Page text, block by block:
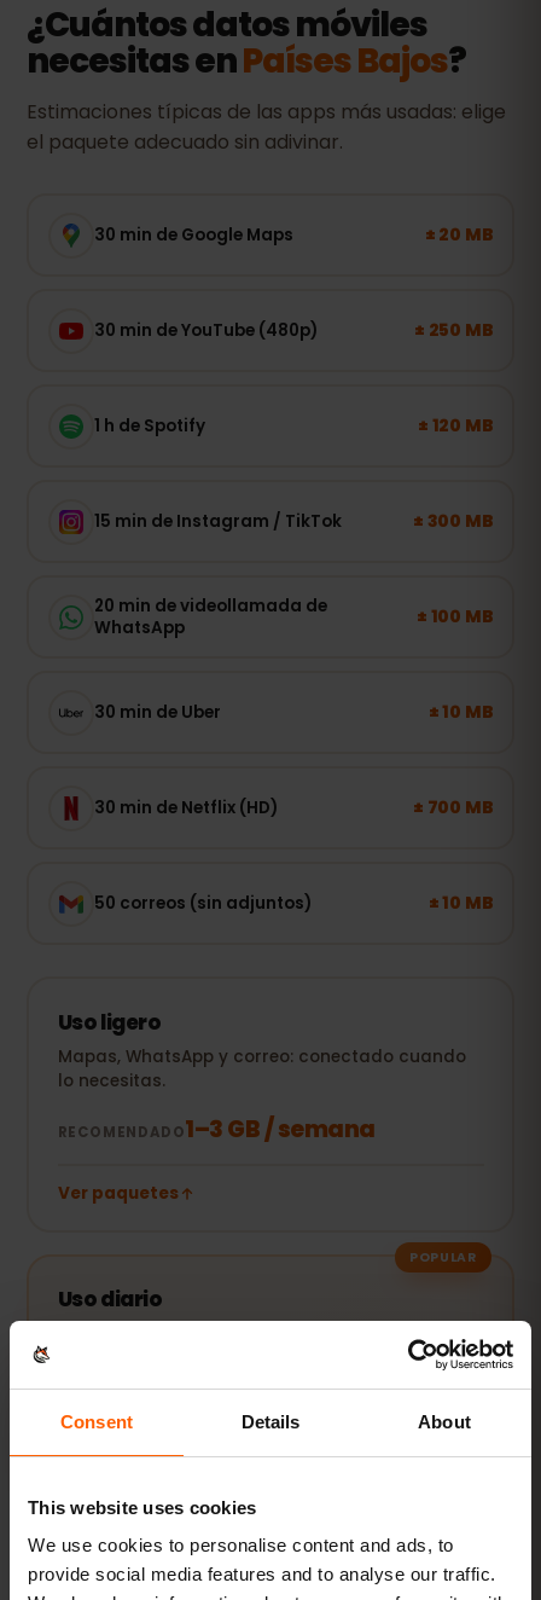
Consent Details About
This website uses cookies
We use cookies to personalise content and ads, to
provide social media features and to analyse our traffic.
¿Cuántos datos móviles
necesitas enPaíses Bajos?
Estimaciones típicas de las apps más usadas: elige
el paquete adecuado sin adivinar.
30 min de Google Maps ± 20 MB
30 min de YouTube (480p) ± 250 MB
1 h de Spotify ± 120 MB
15 min de Instagram / TikTok ± 300 MB
20 min de videollamada de
WhatsApp
± 100 MB
30 min de Uber ± 10 MB
30 min de Netflix (HD) ± 700 MB
50 correos (sin adjuntos) ± 10 MB
Uso ligero
Mapas, WhatsApp y correo: conectado cuando
lo necesitas.
RECOMENDADO1–3 GB / semana
Ver paquetes
POPULAR
Uso diario
Además redes sociales, música en streaming y
Streaming y hotspot